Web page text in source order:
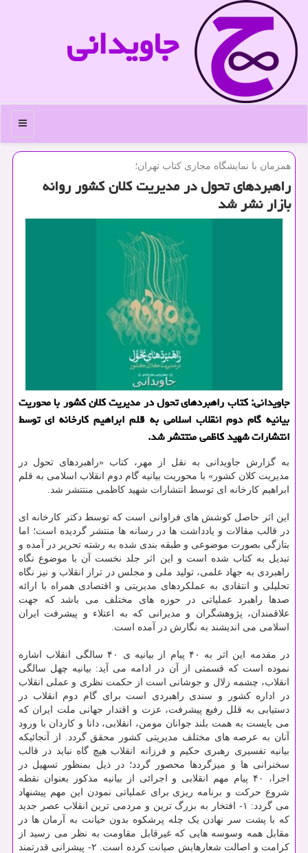
جاویدانی
منو
همزمان با نمایشگاه مجازی كتاب تهران؛
راهبردهای تحول در مدیریت كلان كشور روانه
بازار نشر شد
جاویدانی: کتاب راهبردهای تحول در مدیریت کلان کشور با محوریت
بیانیه گام دوم انقلاب اسلامی به قلم ابراهیم کارخانه ای توسط
انتشارات شهید کاظمی منتتشر شد.
به گزارش جاویدانی به نقل از مهر، کتاب «راهبردهای تحول در
مدیریت کلان کشور» با محوریت بیانیه گام دوم انقلاب اسلامی به قلم
ابراهیم کارخانه ای توسط انتشارات شهید کاظمی منتتشر شد.
این اثر حاصل کوشش های فراوانی است که توسط دکتر کارخانه ای
در قالب مقالات و یادداشت ها در رسانه ها منتشر گردیده است؛ اما
بتازگی بصورت موضوعی و طبقه بندی شده به رشته تحریر در آمده و
تبدیل به کتاب شده است و این اثر جلد نخست آن با موضوع نگاه
راهبردی به جهاد علمی، تولید ملی و مجلس در تراز انقلاب و نیز نگاه
تحلیلی و انتقادی به عملکردهای مدیریتی و اقتصادی همراه با ارائه
صدها راهبرد عملیاتی در حوزه های مختلف می باشد که جهت
علاقمندان، پژوهشگران و مدیرانی که به اعتلاء و پیشرفت ایران
اسلامی می اندیشند به نگارش در آمده است.
در مقدمه این اثر به ۴۰ پیام از بیانیه ی ۴۰ سالگی انقلاب اشاره
نموده است که قسمتی از آن در ادامه می آید: بیانیه چهل سالگی
انقلاب، چشمه زلال و جوشانی است از حکمت نظری و عملی انقلاب
در اداره کشور و سندی راهبردی است برای گام دوم انقلاب در
دستیابی به قلل رفیع پیشرفت، عزت و اقتدار جهانی ملت ایران که
می بایست به همت بلند جوانان مومن، انقلابی، دانا و کاردان با ورود
آنان به عرصه های مختلف مدیریتی کشور محقق گردد. از آنجائیکه
بیانیه تفسیری رهبری حکیم و فرزانه انقلاب هیچ گاه نباید در قالب
سخنرانی ها و میزگردها محصور گردد؛ در ذیل بمنظور تسهیل در
اجرا، ۴۰ پیام مهم انقلابی و اجرائی از بیانیه مذکور بعنوان نقطه
شروع حرکت و برنامه ریزی برای عملیاتی نمودن این مهم پیشنهاد
می گردد: ۱- افتخار به بزرگ ترین و مردمی ترین انقلاب عصر جدید
که با پشت سر نهادن یک چله پرشکوه بدون خیانت به آرمان ها در
مقابل همه وسوسه هایی که غیرقابل مقاومت به نظر می رسید از
کرامت و اصالت شعارهایش صیانت کرده است. ۲- پیشرانی قدرتمند